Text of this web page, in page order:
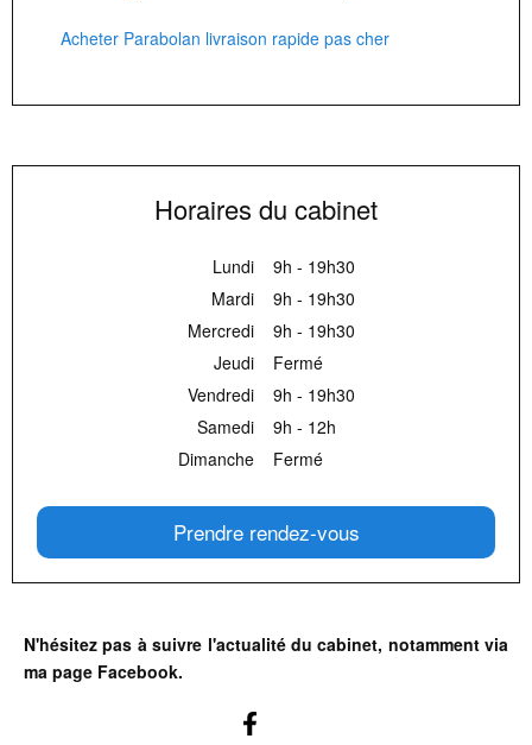
Acheter Parabolan livraison rapide pas cher
Horaires du cabinet
Lundi
9h - 19h30
Mardi
9h - 19h30
Mercredi
9h - 19h30
Jeudi
Fermé
Vendredi
9h - 19h30
Samedi
9h - 12h
Dimanche
Fermé
Prendre rendez-vous
N'hésitez pas à suivre l'actualité du cabinet, notamment via
ma page Facebook.